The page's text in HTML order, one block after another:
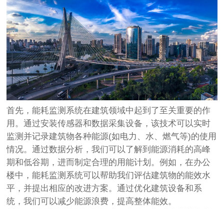
首先，能耗监测系统在建筑领域中起到了至关重要的作
用。通过安装传感器和数据采集设备，该技术可以实时
监测并记录建筑物各种能源(如电力、水、燃气等)的使用
情况。通过数据分析，我们可以了解到能源消耗的高峰
期和低谷期，进而制定合理的用能计划。例如，在办公
楼中，能耗监测系统可以帮助我们评估建筑物的能效水
平，并提出相应的改进方案。通过优化建筑设备和系
统，我们可以减少能源浪费，提高整体能效。